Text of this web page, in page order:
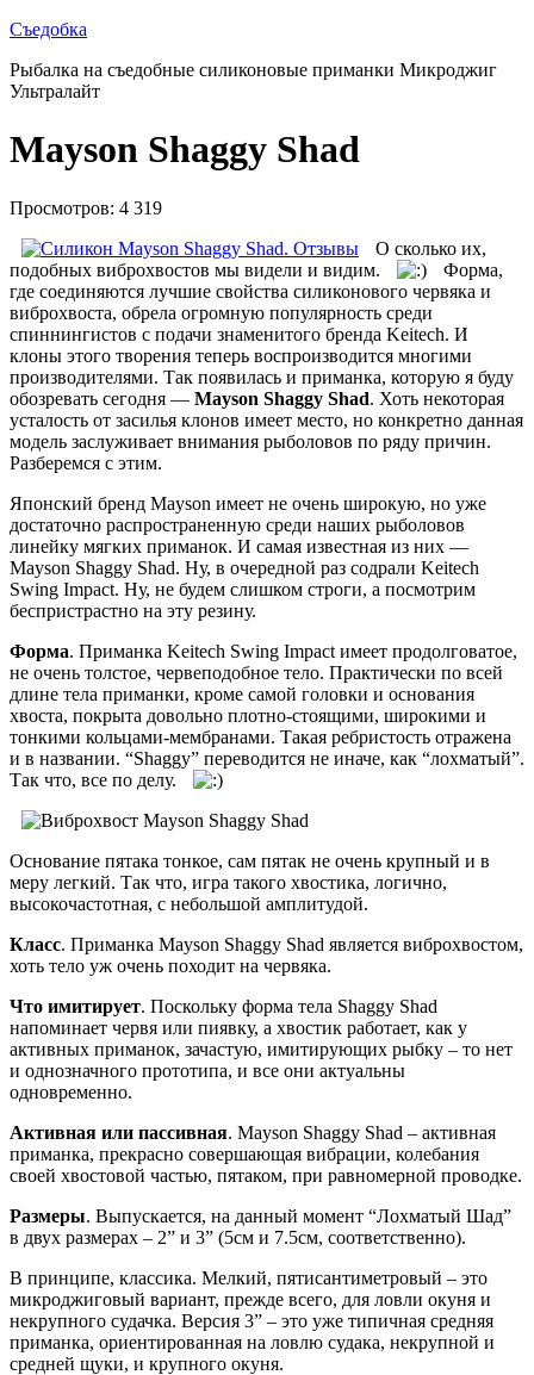
Съедобка
Рыбалка на съедобные силиконовые приманки Микроджиг
Ультралайт
Mayson Shaggy Shad
Просмотров: 4 319
О сколько их,
подобных виброхвостов мы видели и видим.
Форма,
где соединяются лучшие свойства силиконового червяка и
виброхвоста, обрела огромную популярность среди
спиннингистов с подачи знаменитого бренда Keitech. И
клоны этого творения теперь воспроизводится многими
производителями. Так появилась и приманка, которую я буду
обозревать сегодня — Mayson Shaggy Shad. Хоть некоторая
усталость от засилья клонов имеет место, но конкретно данная
модель заслуживает внимания рыболовов по ряду причин.
Разберемся с этим.
Японский бренд Mayson имеет не очень широкую, но уже
достаточно распространенную среди наших рыболовов
линейку мягких приманок. И самая известная из них —
Mayson Shaggy Shad. Ну, в очередной раз содрали Keitech
Swing Impact. Ну, не будем слишком строги, а посмотрим
беспристрастно на эту резину.
Форма. Приманка Keitech Swing Impact имеет продолговатое,
не очень толстое, червеподобное тело. Практически по всей
длине тела приманки, кроме самой головки и основания
хвоста, покрыта довольно плотно-стоящими, широкими и
тонкими кольцами-мембранами. Такая ребристость отражена
и в названии. “Shaggy” переводится не иначе, как “лохматый”.
Так что, все по делу.
Основание пятака тонкое, сам пятак не очень крупный и в
меру легкий. Так что, игра такого хвостика, логично,
высокочастотная, с небольшой амплитудой.
Класс. Приманка Mayson Shaggy Shad является виброхвостом,
хоть тело уж очень походит на червяка.
Что имитирует. Поскольку форма тела Shaggy Shad
напоминает червя или пиявку, а хвостик работает, как у
активных приманок, зачастую, имитирующих рыбку – то нет
и однозначного прототипа, и все они актуальны
одновременно.
Активная или пассивная. Mayson Shaggy Shad – активная
приманка, прекрасно совершающая вибрации, колебания
своей хвостовой частью, пятаком, при равномерной проводке.
Размеры. Выпускается, на данный момент “Лохматый Шад”
в двух размерах – 2” и 3” (5см и 7.5см, соответственно).
В принципе, классика. Мелкий, пятисантиметровый – это
микроджиговый вариант, прежде всего, для ловли окуня и
некрупного судачка. Версия 3” – это уже типичная средняя
приманка, ориентированная на ловлю судака, некрупной и
средней щуки, и крупного окуня.